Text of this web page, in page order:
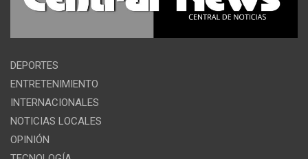
DEPORTES
ENTRETENIMIENTO
INTERNACIONALES
NOTICIAS LOCALES
OPINIÓN